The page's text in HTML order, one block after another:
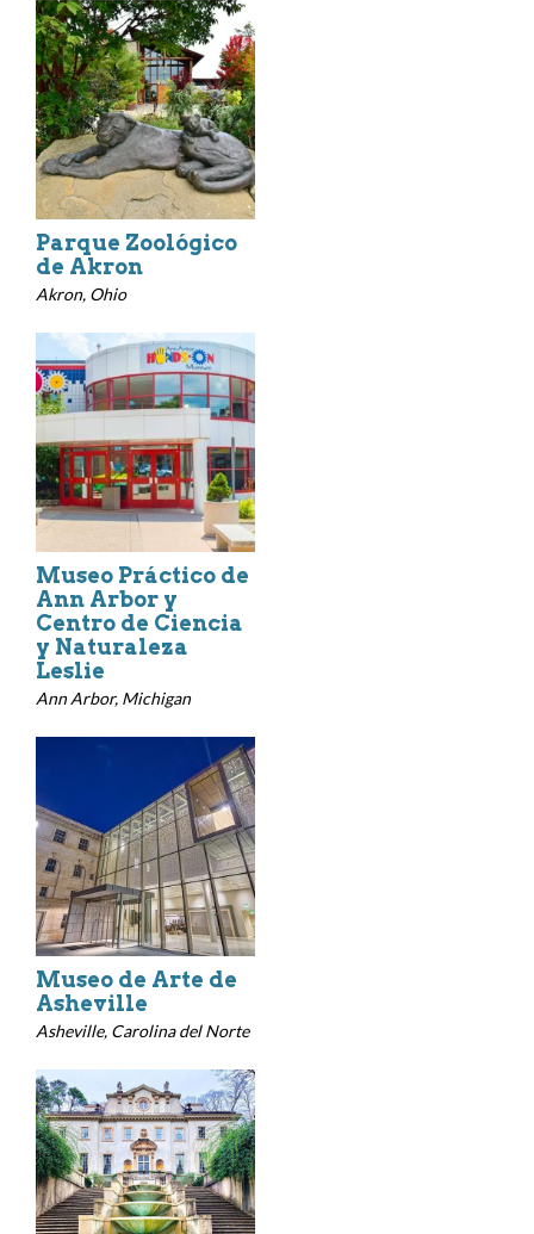
Parque Zoológico
de Akron
Akron, Ohio
Museo Práctico de
Ann Arbor y
Centro de Ciencia
y Naturaleza
Leslie
Ann Arbor, Michigan
Museo de Arte de
Asheville
Asheville, Carolina del Norte